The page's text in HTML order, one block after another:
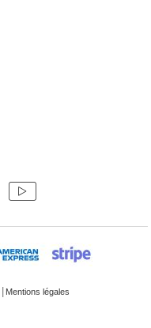
Mentions légales